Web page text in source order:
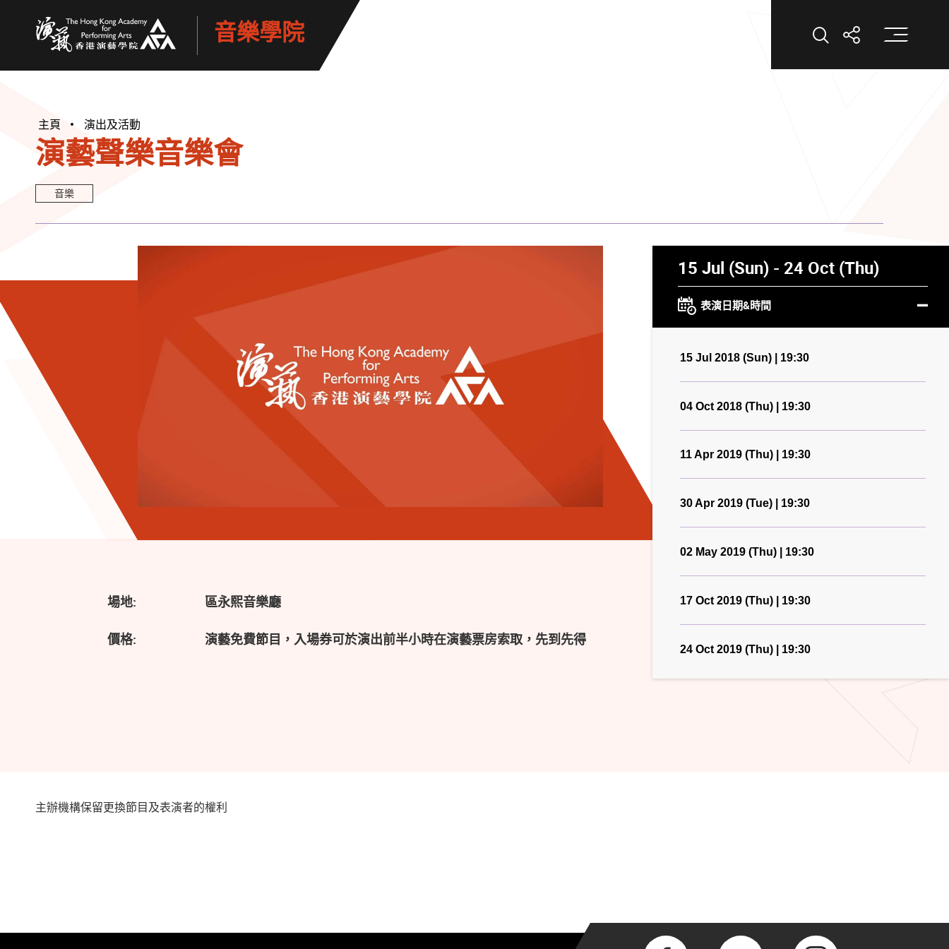
音樂學院 打開搜索打開分享打
主頁 演出及活動
演藝聲樂音樂會
音樂
15 Jul (Sun) - 24 Oct (Thu)
表演日期&時間
15 Jul 2018 (Sun) | 19:30
04 Oct 2018 (Thu) | 19:30
11 Apr 2019 (Thu) | 19:30
30 Apr 2019 (Tue) | 19:30
02 May 2019 (Thu) | 19:30
17 Oct 2019 (Thu) | 19:30
24 Oct 2019 (Thu) | 19:30
場地: 區永熙音樂廳
價格: 演藝免費節目，入場券可於演出前半小時在演藝票房索取，先到先得
主辦機構保留更換節目及表演者的權利